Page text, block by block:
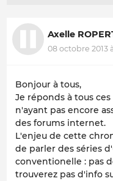
Axelle
08 octobre 2013
Bonjour à tous,
Je réponds à tous
n'ayant pas encore
des forums internet.
L'enjeu de cette
de parler des séries
conventionelle : pas
trouverez pas d'info